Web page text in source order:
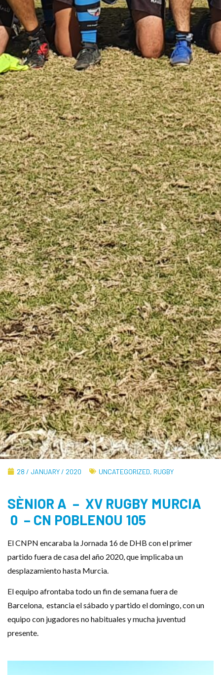
28 / JANUARY / 2020 UNCATEGORIZED, RUGBY
SÈNIOR A – XV RUGBY MURCIA
0 – CN POBLENOU 105
El CNPN encaraba la Jornada 16 de DHB con el primer
partido fuera de casa del año 2020, que implicaba un
desplazamiento hasta Murcia.
El equipo afrontaba todo un fin de semana fuera de
Barcelona, estancia el sábado y partido el domingo, con un
equipo con jugadores no habituales y mucha juventud
presente.